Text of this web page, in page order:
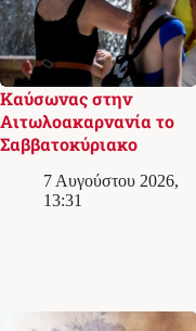
Καύσωνας στην
Αιτωλοακαρνανία το
Σαββατοκύριακο
7 Αυγούστου 2026,
13:31